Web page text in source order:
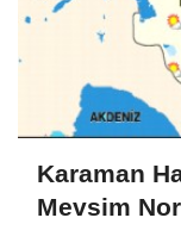
Karaman
Mevsim